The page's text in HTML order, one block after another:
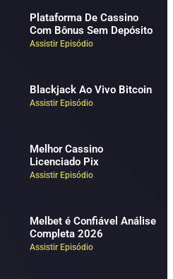
Plataforma De Cassino
Com Bônus Sem Depósito
Assistir Episódio
Blackjack Ao Vivo Bitcoin
Assistir Episódio
Melhor Cassino
Licenciado Pix
Assistir Episódio
Melbet é Confiável Análise
Completa 2026
Assistir Episódio